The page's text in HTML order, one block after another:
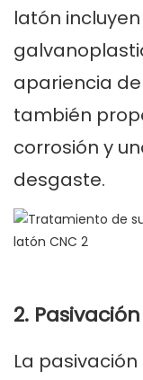
latón
apariencia
también
corrosión y
desgaste.
2.
La